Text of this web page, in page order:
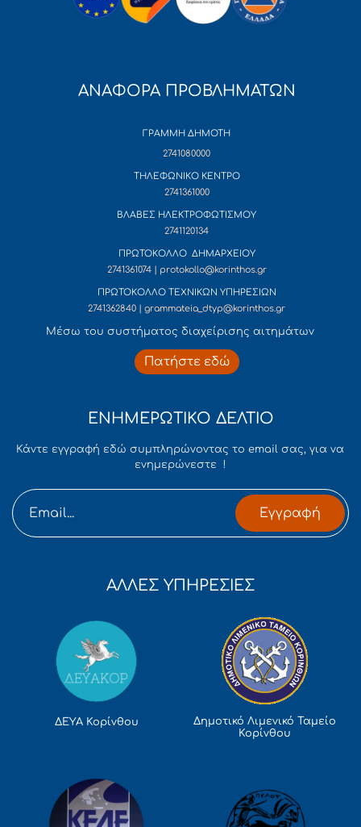
ΑΝΑΦΟΡΑ ΠΡΟΒΛΗΜΑΤΩΝ
ΓΡΑΜΜΗ ΔΗΜΟΤΗ
2741080000
ΤΗΛΕΦΩΝΙΚΟ ΚΕΝΤΡΟ
2741361000
ΒΛΑΒΕΣ ΗΛΕΚΤΡΟΦΩΤΙΣΜΟΥ
2741120134
ΠΡΩΤΟΚΟΛΛΟ ΔΗΜΑΡΧΕΙΟΥ
2741361074 | protokollo@korinthos.gr
ΠΡΩΤΟΚΟΛΛΟ ΤΕΧΝΙΚΩΝ ΥΠΗΡΕΣΙΩΝ
2741362840 | grammateia_dtyp@korinthos.gr
Mέσω του συστήματος διαχείρισης αιτημάτων
Πατήστε εδώ
ΕΝΗΜΕΡΩΤΙΚΟ ΔΕΛΤΙΟ
Κάντε εγγραφή εδώ συμπληρώνοντας το email σας, για να
ενημερώνεστε !
Εγγραφή
ΑΛΛΕΣ ΥΠΗΡΕΣΙΕΣ
ΔΕΥΑ Κορίνθου
Δημοτικό Λιμενικό Ταμείο
Κορίνθου